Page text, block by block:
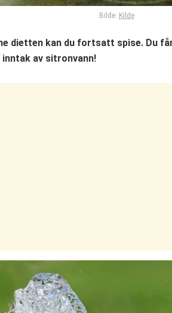
Bilde: Kilde
dietten kan du fortsatt spise. Du
av sitronvann!